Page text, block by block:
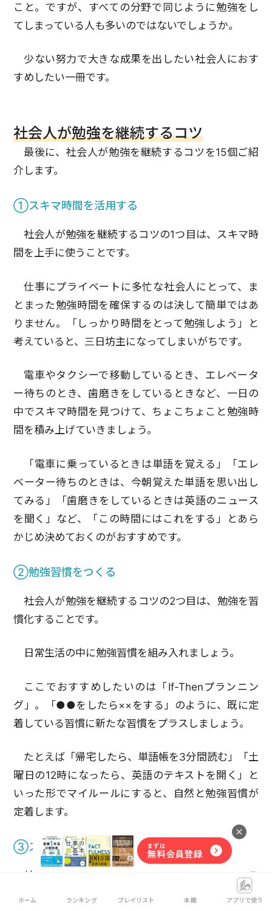
こと。ですが、すべての分野で同じように勉強をし
てしまっている人も多いのではないでしょうか。
少ない努力で大きな成果を出したい社会人におす
すめしたい一冊です。
社会人が勉強を継続するコツ
最後に、社会人が勉強を継続するコツを15個ご紹
介します。
①スキマ時間を活用する
社会人が勉強を継続するコツの1つ目は、スキマ時
間を上手に使うことです。
仕事にプライベートに多忙な社会人にとって、ま
とまった勉強時間を確保するのは決して簡単ではあ
りません。「しっかり時間をとって勉強しよう」と
考えていると、三日坊主になってしまいがちです。
電車やタクシーで移動しているとき、エレベータ
ー待ちのとき、歯磨きをしているときなど、一日の
中でスキマ時間を見つけて、ちょこちょこと勉強時
間を積み上げていきましょう。
「電車に乗っているときは単語を覚える」「エレ
ベーター待ちのときは、今朝覚えた単語を思い出し
てみる」「歯磨きをしているときは英語のニュース
を聞く」など、「この時間にはこれをする」とあら
かじめ決めておくのがおすすめです。
②勉強習慣をつくる
社会人が勉強を継続するコツの2つ目は、勉強を習
慣化することです。
日常生活の中に勉強習慣を組み入れましょう。
ここでおすすめしたいのは「If-Thenプランニン
グ」。「●●をしたら××をする」のように、既に定
着している習慣に新たな習慣をプラスしましょう。
たとえば「帰宅したら、単語帳を3分間読む」「土
曜日の12時になったら、英語のテキストを開く」と
いった形でマイルールにすると、自然と勉強習慣が
定着します。
③スクールに通う
社会人が勉強を継続するコツの3つ目は、スクール
ホーム ランキング プレイリスト 本棚 アプリで使う